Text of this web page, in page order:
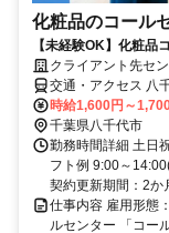
化粧品のコール
【未経験OK】化粧品
クライアント先セ
交通・アクセス 八
時給1,600円～
千葉県八千代市
勤務時間詳細 土日
フト例 9:00～
契約更新期間：2か
仕事内容 雇用形態
ルセンター 「コー